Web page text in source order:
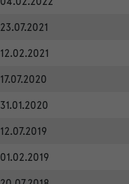
23.07.2021
12.02.2021
17.07.2020
31.01.2020
12.07.2019
01.02.2019